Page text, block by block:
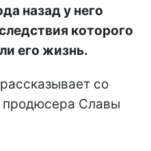
назад у него
которого
его жизнь.
рассказывает со
продюсера Славы